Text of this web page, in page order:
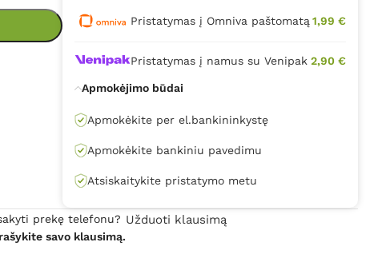
Pristatymas į Omniva paštomatą 1,99 €
Pristatymas į namus su Venipak 2,90 €
Apmokėjimo būdai
Apmokėkite per el.bankininkystę
Apmokėkite bankiniu pavedimu
Atsiskaitykite pristatymo metu
prekę telefonu?
savo klausimą.
Užduoti klausimą